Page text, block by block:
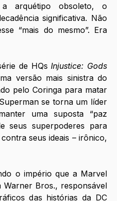
arquétipo obsoleto, o
significativa. Não
“mais do mesmo”. Era
de HQs Injustice: Gods
versão mais sinistra do
pelo Coringa para matar
se torna um líder
uma suposta “paz
seus superpoderes para
seus ideais – irônico,
o império que a Marvel
Bros., responsável
das histórias da DC